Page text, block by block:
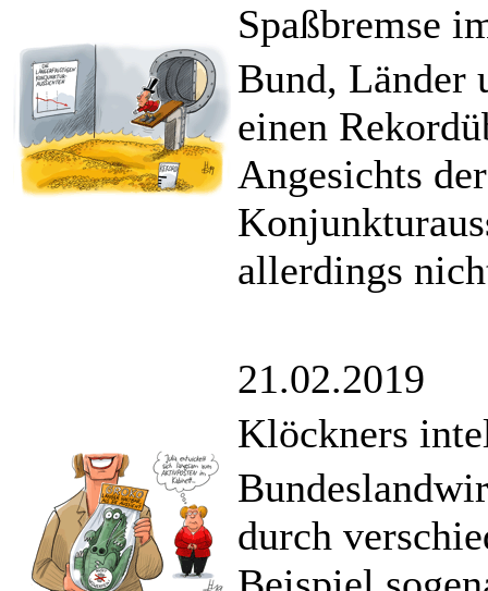
Spaßbremse
Bund, Länder
einen
Angesichts
allerdings
21.02.2019
Klöckners
durch